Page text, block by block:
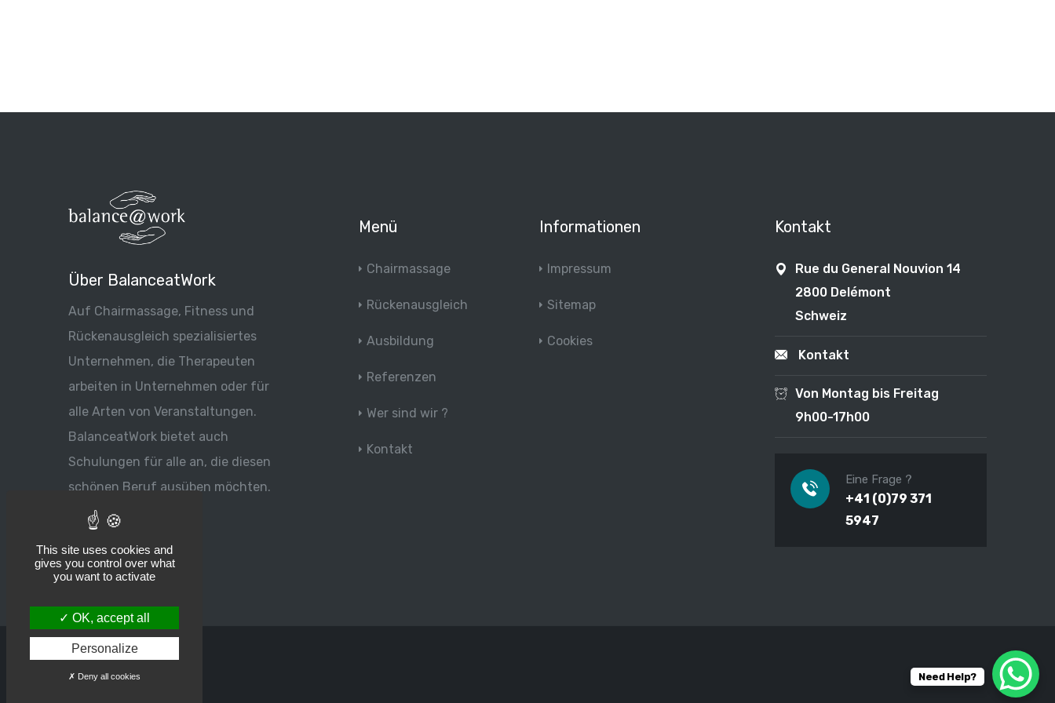
Über BalanceatWork
Auf Chairmassage, Fitness und
Rückenausgleich spezialisiertes
Unternehmen, die Therapeuten
arbeiten in Unternehmen oder für
alle Arten von Veranstaltungen.
BalanceatWork bietet auch
Schulungen für alle an, die diesen
schönen Beruf ausüben möchten.
Menü
Chairmassage
Rückenausgleich
Ausbildung
Referenzen
Wer sind wir ?
Kontakt
Informationen
Impressum
Sitemap
Cookies
Kontakt
Rue du General Nouvion 14
2800 Delémont
Schweiz
Kontakt
Von Montag bis Freitag
9h00-17h00
Eine Frage ?
+41 (0)79 371
5947
Need Help?
This site uses cookies and
gives you control over what
you want to activate
OK, accept all
Personalize
Deny all cookies